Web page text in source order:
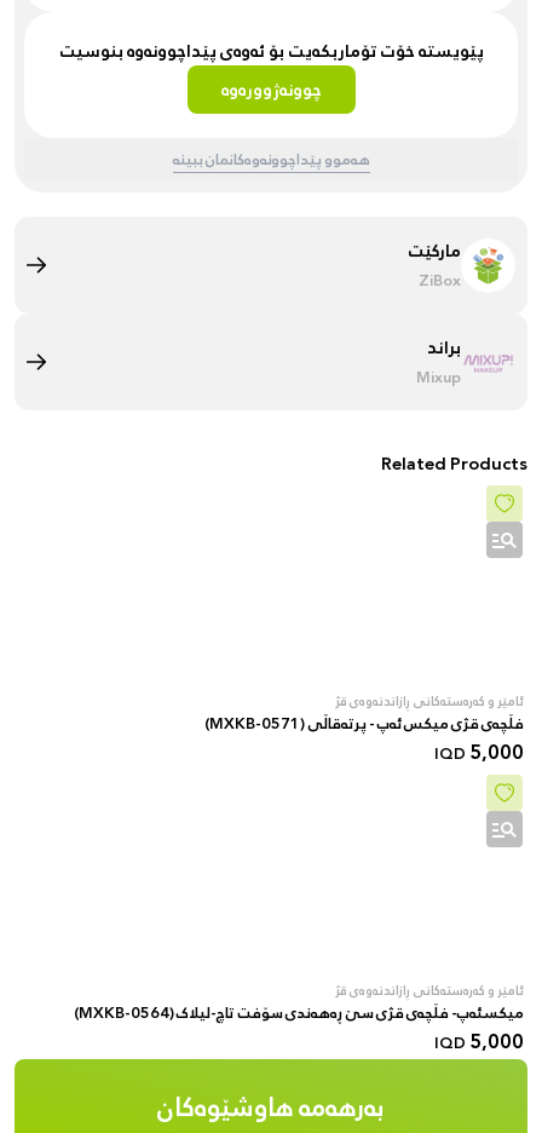
پێویستە خۆت تۆماربکەیت بۆ ئەوەی پێداچوونەوە بنوسیت
چوونەژوورەوە
هەموو پێداچوونەوەکانمان ببینە
مارکێت
ZiBox
براند
Mixup
Related Products
ئامێر و کەرەستەکانی ڕازاندنەوەی قژ
فڵچەی قژی میکس ئەپ - پرتەقاڵی (MXKB-0571)
5,000
IQD
ئامێر و کەرەستەکانی ڕازاندنەوەی قژ
میکسئەپ- فڵچەی قژی سێ ڕەهەندی سۆفت تاچ-لیلاک (MXKB-0564)
5,000
IQD
بەرهەمە هاوشێوەکان